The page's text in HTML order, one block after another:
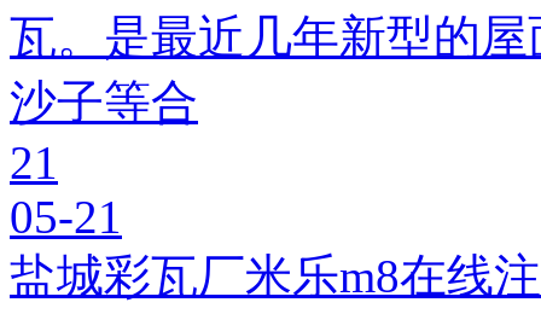
瓦。是最近几年新型的
沙子等合
21
05-21
盐城彩瓦厂米乐m8在线